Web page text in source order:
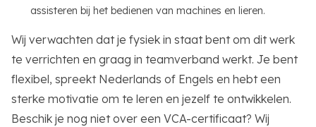
assisteren bij het bedienen van machines en lieren.
Wij verwachten dat je fysiek in staat bent om dit werk
te verrichten en graag in teamverband werkt. Je bent
flexibel, spreekt Nederlands of Engels en hebt een
sterke motivatie om te leren en jezelf te ontwikkelen.
Beschik je nog niet over een VCA-certificaat? Wij